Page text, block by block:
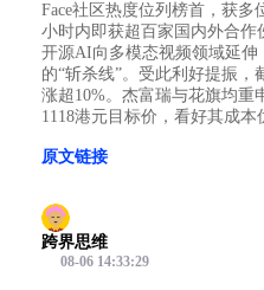
Face社区热度位列榜首，获多
小时内即获超百家国内外合作
开源AI向多模态视频领域延伸
的“斩杀线”。受此利好提振，
涨超10%。杰富瑞与花旗均重
1118港元目标价，看好其成本
原文链接
跨界思维
08-06 14:33:29